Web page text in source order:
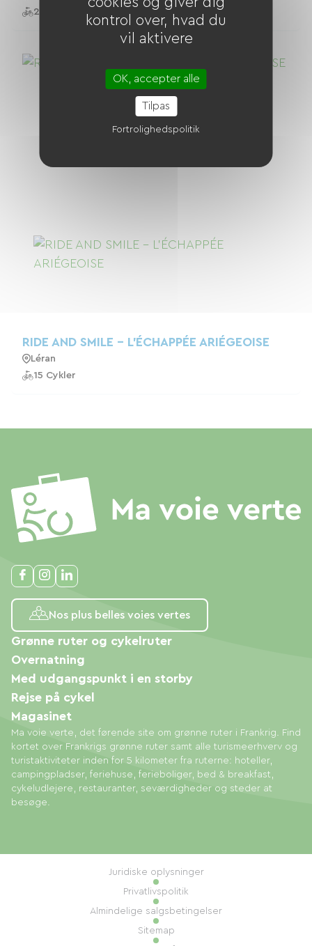
24 Cykler
RIDE AND SMILE - L'ÉCHAPPÉE ARIÉGEOISE
Léran
15 Cykler
Nos plus belles voies vertes
Ma voie verte, det førende site om grønne ruter i Frankrig. Find
kortet over Frankrigs grønne ruter samt alle turismeerhverv og
turistaktiviteter inden for 5 kilometer fra ruterne: hoteller,
campingpladser, feriehuse, ferieboliger, bed & breakfast,
cykeludlejere, restauranter, seværdigheder og steder at
besøge.
Grønne ruter og cykelruter
Overnatning
Med udgangspunkt i en storby
Rejse på cykel
Magasinet
Juridiske oplysninger
Privatlivspolitik
Almindelige salgsbetingelser
Sitemap
kontrol over, hvad du
vil aktivere
OK, accepter alle
Tilpas
Fortrolighedspolitik